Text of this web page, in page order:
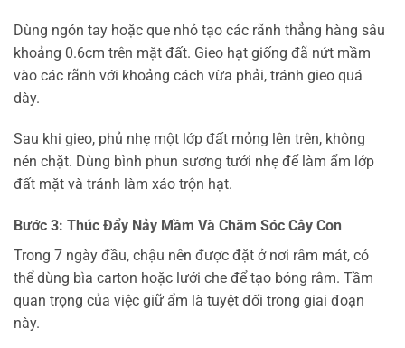
Dùng ngón tay hoặc que nhỏ tạo các rãnh thẳng hàng sâu
khoảng 0.6cm trên mặt đất. Gieo hạt giống đã nứt mầm
vào các rãnh với khoảng cách vừa phải, tránh gieo quá
dày.
Sau khi gieo, phủ nhẹ một lớp đất mỏng lên trên, không
nén chặt. Dùng bình phun sương tưới nhẹ để làm ẩm lớp
đất mặt và tránh làm xáo trộn hạt.
Bước 3: Thúc Đẩy Nảy Mầm Và Chăm Sóc Cây Con
Trong 7 ngày đầu, chậu nên được đặt ở nơi râm mát, có
thể dùng bìa carton hoặc lưới che để tạo bóng râm. Tầm
quan trọng của việc giữ ẩm là tuyệt đối trong giai đoạn
này.